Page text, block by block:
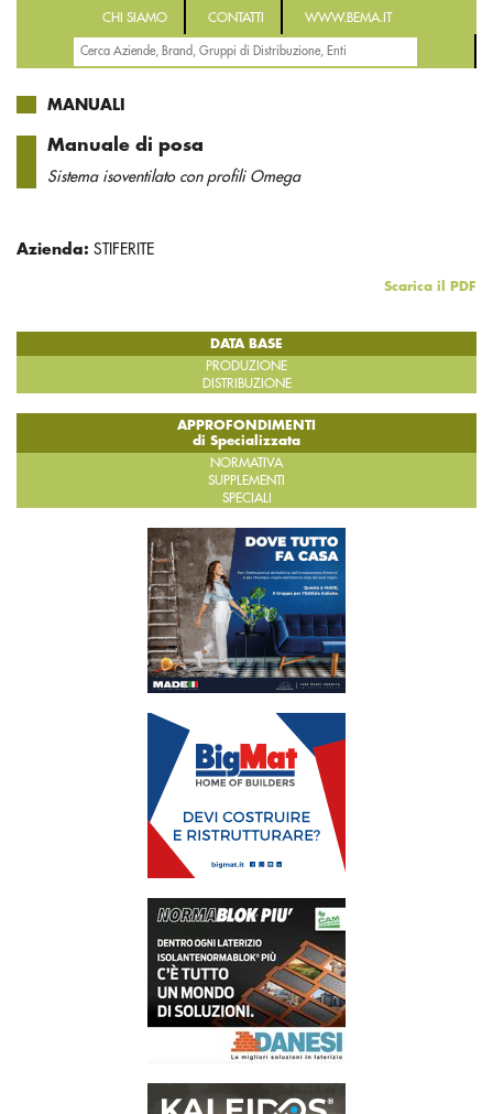
CHI SIAMO CONTATTI WWW.BEMA.IT
MANUALI
Manuale di posa
Sistema isoventilato con profili Omega
Azienda: STIFERITE
Scarica il PDF
DATA BASE
PRODUZIONE
DISTRIBUZIONE
APPROFONDIMENTI
di Specializzata
NORMATIVA
SUPPLEMENTI
SPECIALI